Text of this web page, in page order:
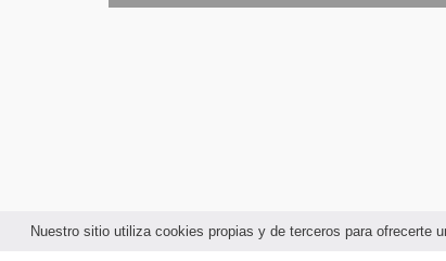
Nuestro sitio utiliza cookies propias y de terceros para ofrecerte